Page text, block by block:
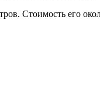
Стоимость его